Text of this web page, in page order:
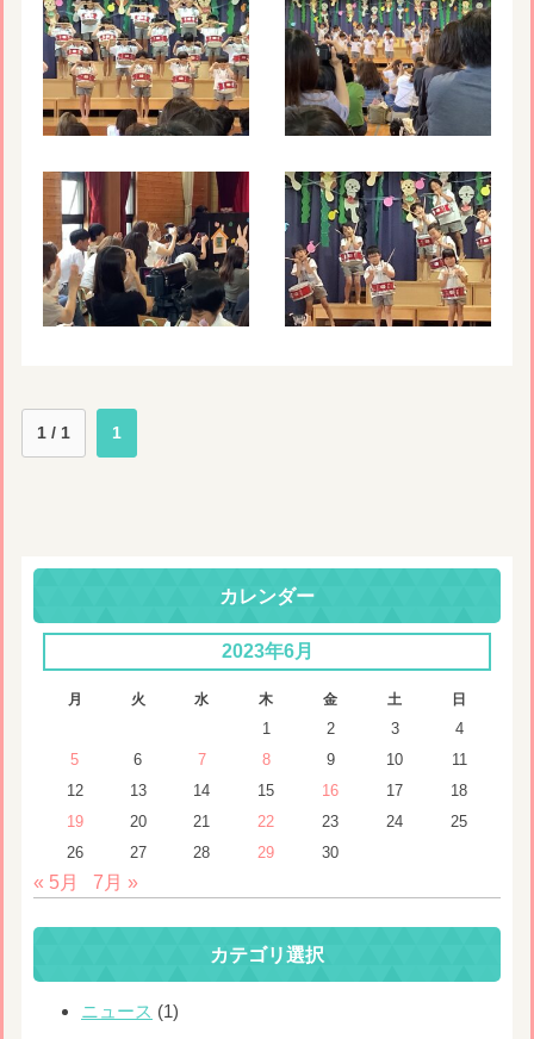
1 / 1 1
カレンダー
2023年6月
月 火 水 木 金 土 日
1 2 3
4
5
6 7 8 9 10
11
12
13 14 15 16 17
18
19
20 21 22 23 24
25
26
27 28 29 30
« 5月 7月 »
カテゴリ選択
ニュース (1)